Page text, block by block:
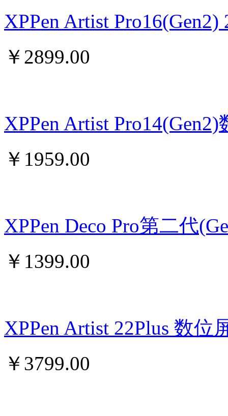
XPPen Artist
￥ 2899.00
XPPen Artist
￥ 1959.00
XPPen Deco Pro第二代
￥ 1399.00
XPPen Artist 22Plus 数位
￥ 3799.00